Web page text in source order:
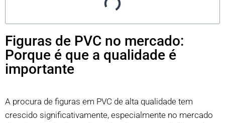
Figuras de PVC no mercado:
Porque é que a qualidade é
importante
A procura de figuras em PVC de alta qualidade tem
crescido significativamente, especialmente no mercado